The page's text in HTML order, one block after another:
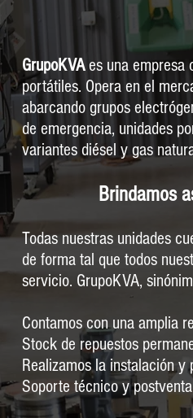
GrupoKVAes una empresa
portátiles. Opera en el
abarcando grupos
de emergencia, unidades
variantes diésel y gas
Brindamos
Todas nuestras unidades
de forma tal que todos
servicio. GrupoKVA,
Contamos con una amplia
Stock de repuestos
Realizamos la instalación
Soporte técnico y